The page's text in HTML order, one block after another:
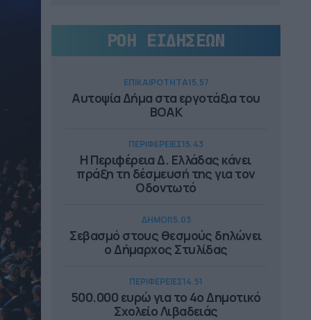
ΡΟΗ ΕΙΔΗΣΕΩΝ
ΕΠΙΚΑΙΡΟΤΗΤΑ15.57
Αυτοψία Δήμα στα εργοτάξια του
ΒΟΑΚ
ΠΕΡΙΦΕΡΕΙΕΣ15.43
Η Περιφέρεια Δ. Ελλάδας κάνει
πράξη τη δέσμευσή της για τον
Οδοντωτό
ΔΗΜΟΙ15.03
Σεβασμό στους θεσμούς δηλώνει
ο Δήμαρχος Στυλίδας
ΠΕΡΙΦΕΡΕΙΕΣ14.51
500.000 ευρώ για το 4ο Δημοτικό
Σχολείο Λιβαδειάς